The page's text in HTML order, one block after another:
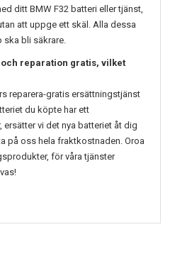
ditt BMW F32 batteri eller tjänst,
att uppge ett skäl. Alla dessa
ska bli säkrare.
reparation gratis, vilket
reparera-gratis ersättningstjänst
du köpte har ett
vi det nya batteriet åt dig
på oss hela fraktkostnaden. Oroa
för våra tjänster